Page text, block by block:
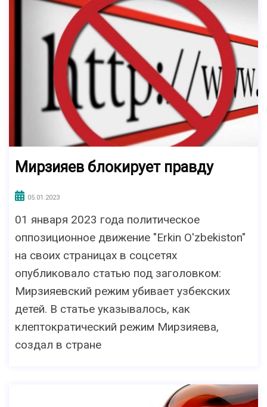
Мирзияев блокирует правду
05.01.2023
01 января 2023 года политическое
оппозиционное движение "Erkin O'zbekiston"
на своих страницах в соцсетях
опубликовало статью под заголовком:
Мирзияевский режим убивает узбекских
детей. В статье указывалось, как
клептократический режим Мирзияева,
создал в стране